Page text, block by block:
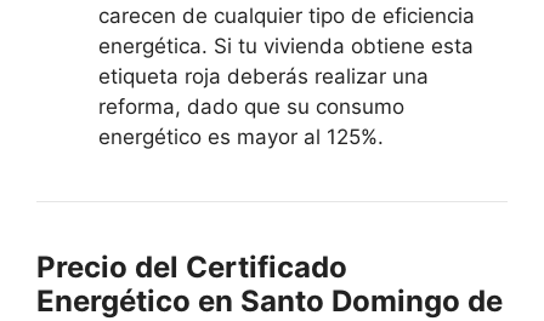
carecen de cualquier tipo de eficiencia
energética. Si tu vivienda obtiene esta
etiqueta roja deberás realizar una
reforma, dado que su consumo
energético es mayor al 125%.
Precio del Certificado
Energético en Santo Domingo de